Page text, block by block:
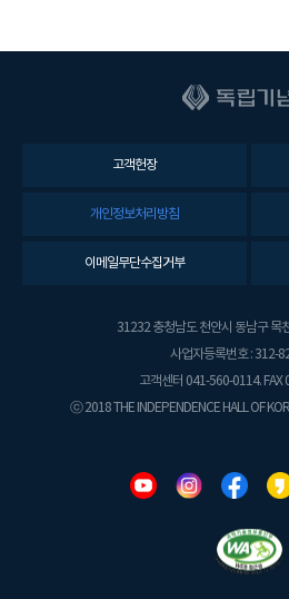
고객헌장
개인정보처리방침
이메일무단수집거부
31232 충청남도 천안시 동남구 목
사업자등록번호 : 312-
고객센터 041-560-0114. FAX
ⓒ 2018 THE INDEPENDENCE HALL OF